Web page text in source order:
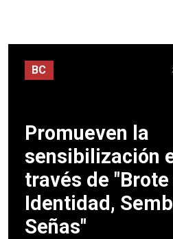
BC
Promueven la
sensibilización
través de "Brote
Identidad,
Señas"